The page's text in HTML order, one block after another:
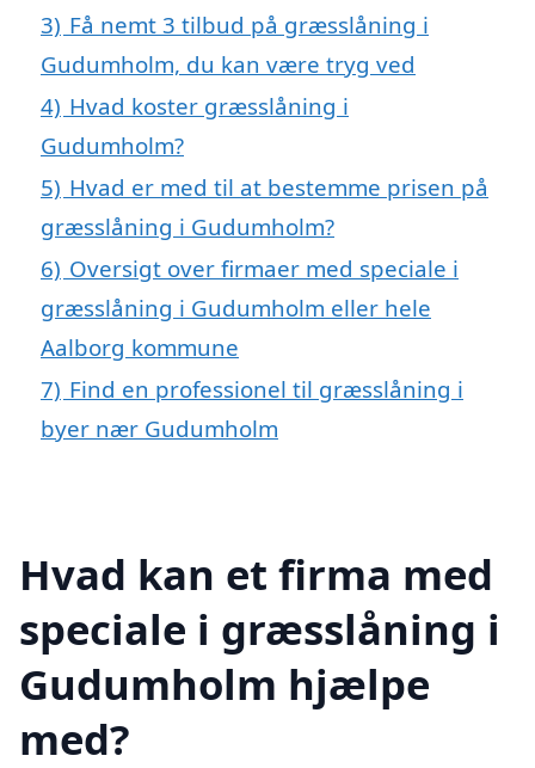
3) Få nemt 3 tilbud på græsslåning i
Gudumholm, du kan være tryg ved
4) Hvad koster græsslåning i
Gudumholm?
5) Hvad er med til at bestemme prisen på
græsslåning i Gudumholm?
6) Oversigt over firmaer med speciale i
græsslåning i Gudumholm eller hele
Aalborg kommune
7) Find en professionel til græsslåning i
byer nær Gudumholm
Hvad kan et firma med
speciale i græsslåning i
Gudumholm hjælpe
med?